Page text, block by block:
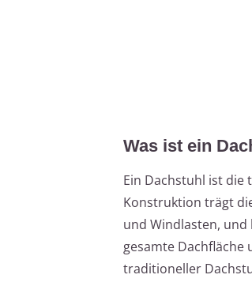
Was ist ein
Ein Dachstuhl ist die
Konstruktion trägt
und Windlasten,
gesamte
traditioneller